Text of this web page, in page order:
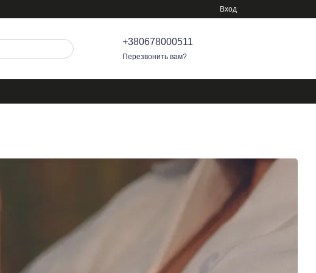
Вход
+380678000511
Перезвонить вам?